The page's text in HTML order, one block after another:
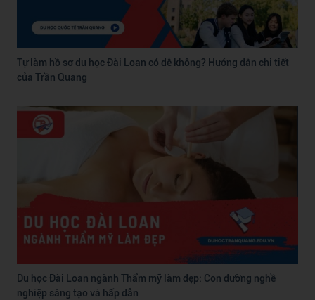
Tự làm hồ sơ du học Đài Loan có dễ không? Hướng dẫn chi tiết
của Trần Quang
Du học Đài Loan ngành Thẩm mỹ làm đẹp: Con đường nghề
nghiệp sáng tạo và hấp dẫn